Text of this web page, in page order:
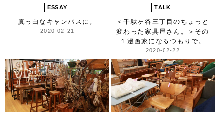
ESSAY
真っ白なキャンバスに。
2020-02-21
TALK
＜千駄ヶ谷三丁目のちょっと
変わった家具屋さん。＞ その
１漫画家になるつもりで。
2020-02-22